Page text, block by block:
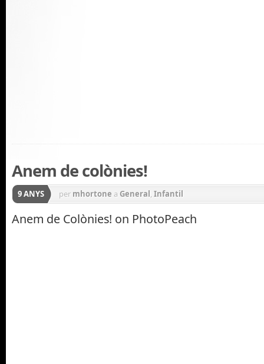
Anem de colònies!
9 ANYS per mhortone a General, Infantil
Anem de Colònies! on PhotoPeach